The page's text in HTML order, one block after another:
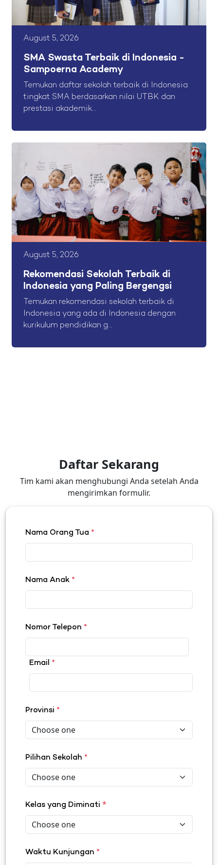
August 5, 2026
SMA Swasta Terbaik di Indonesia -
Sampoerna Academy
Temukan daftar sekolah terbaik di Indonesia
tingkat SMA berdasarkan nilai UTBK dan
prestasi akademik...
August 5, 2026
Rekomendasi Sekolah Terbaik di
Indonesia yang Paling Bergengsi
Temukan rekomendasi sekolah terbaik di
Indonesia yang ada di Indonesia dengan
kurikulum pendidikan g...
Daftar Sekarang
Tim kami akan menghubungi Anda setelah Anda
mengirimkan formulir.
Nama Orang Tua *
Nama Anak *
Nomor Telepon *
Email *
Provinsi *
Pilihan Sekolah *
Kelas yang Diminati *
Waktu Kunjungan *